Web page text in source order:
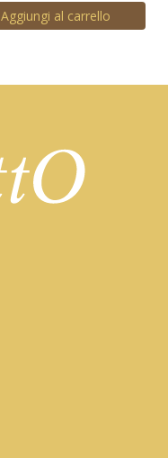
Aggiungi al carrello